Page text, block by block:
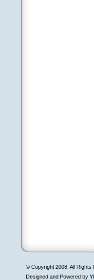
© Copyright 2008: All Rights
Designed and Powered by